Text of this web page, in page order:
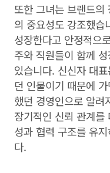
또한 그녀는 브랜드의
의 중요성도 강조했습
성장한다고 안정적으
주와 직원들이 함께
있습니다. 신신자 대
던 인물이기 때문에
했던 경영인으로 알려
장기적인 신뢰 관계를
성과 협력 구조를 유
다.